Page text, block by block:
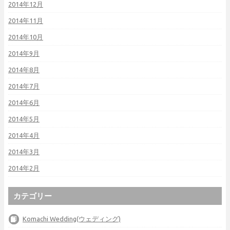
2014年12月
2014年11月
2014年10月
2014年9月
2014年8月
2014年7月
2014年6月
2014年5月
2014年4月
2014年3月
2014年2月
カテゴリー
Komachi Wedding(ウェディング)